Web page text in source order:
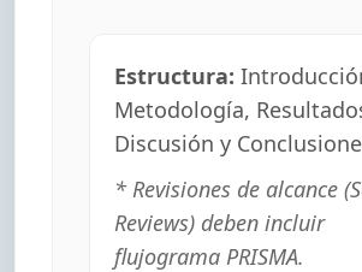
Estructura:
Metodología,
Discusión y
* Revisiones de alcance
Reviews) deben incluir
flujograma PRISMA.